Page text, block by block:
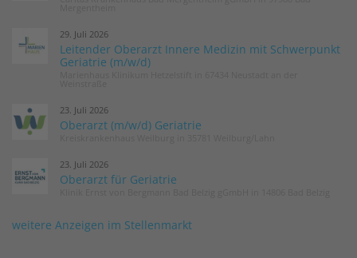
29. Juli 2026
Leitender Oberarzt Innere Medizin mit Schwerpunkt
Geriatrie (m/w/d)
23. Juli 2026
Oberarzt (m/w/d) Geriatrie
23. Juli 2026
Oberarzt für Geriatrie
weitere Anzeigen im Stellenmarkt